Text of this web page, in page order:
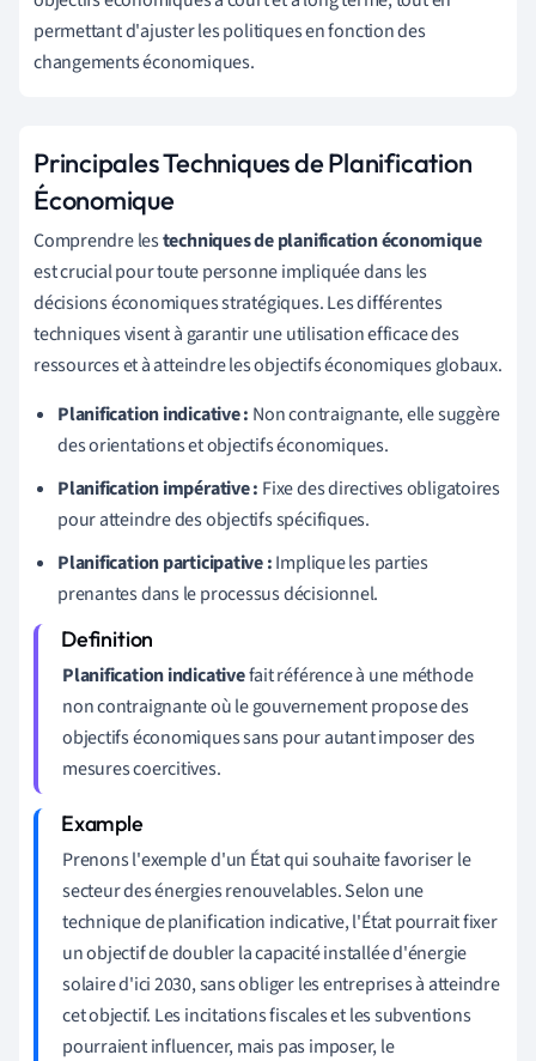
permettant d'ajuster les politiques en fonction des
changements économiques.
Principales Techniques de Planification
Économique
Comprendre lestechniques de planification économique
est crucial pour toute personne impliquée dans les
décisions économiques stratégiques. Les différentes
techniques visent à garantir une utilisation efficace des
ressources et à atteindre les objectifs économiques globaux.
Planification indicative : Non contraignante, elle suggère
des orientations et objectifs économiques.
Planification impérative : Fixe des directives obligatoires
pour atteindre des objectifs spécifiques.
Planification participative :Implique les parties
prenantes dans le processus décisionnel.
Planification indicativefait référence à une méthode
non contraignante où le gouvernement propose des
objectifs économiques sans pour autant imposer des
mesures coercitives.
Prenons l'exemple d'un État qui souhaite favoriser le
secteur des énergies renouvelables. Selon une
technique de planification indicative, l'État pourrait fixer
un objectif de doubler la capacité installée d'énergie
solaire d'ici 2030, sans obliger les entreprises à atteindre
cet objectif. Les incitations fiscales et les subventions
pourraient influencer, mais pas imposer, le